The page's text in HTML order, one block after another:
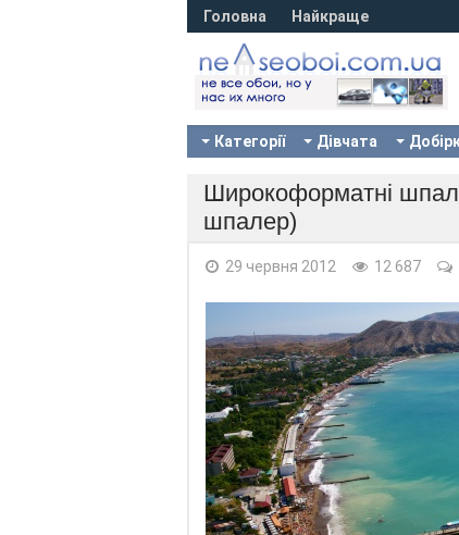
Головна Найкраще
Категорії Дівчата
Широкоформатні
шпалер)
29 червня 2012 12 687